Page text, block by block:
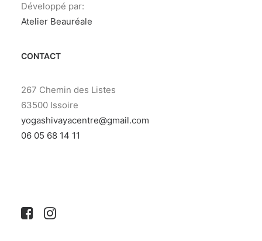
Développé par:
Atelier Beauréale
CONTACT
267 Chemin des Listes
63500 Issoire
yogashivayacentre@gmail.com
06 05 68 14 11